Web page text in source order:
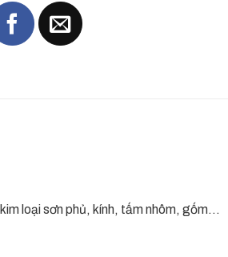
loại sơn phủ, kính, tấm nhôm, gốm…